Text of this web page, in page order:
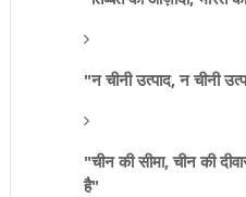
"न चीनी उत्पाद, न चीनी
"चीन की सीमा, चीन की
है"